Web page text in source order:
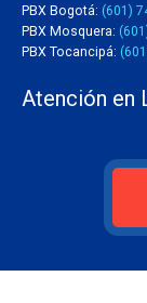
PBX Bogotá: (601)
PBX Mosquera:
PBX Tocancipá:
Atención en